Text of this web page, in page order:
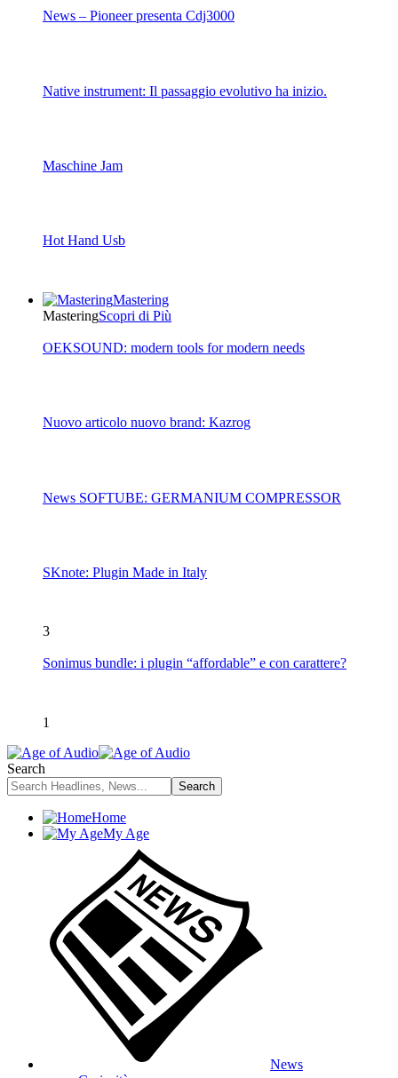
News – Pioneer presenta Cdj3000
Native instrument: Il passaggio evolutivo ha inizio.
Maschine Jam
Hot Hand Usb
Mastering
MasteringScopri di Più
OEKSOUND: modern tools for modern needs
Nuovo articolo nuovo brand: Kazrog
News SOFTUBE: GERMANIUM COMPRESSOR
SKnote: Plugin Made in Italy
3
Sonimus bundle: i plugin “affordable” e con carattere?
1
Search
Home
My Age
News